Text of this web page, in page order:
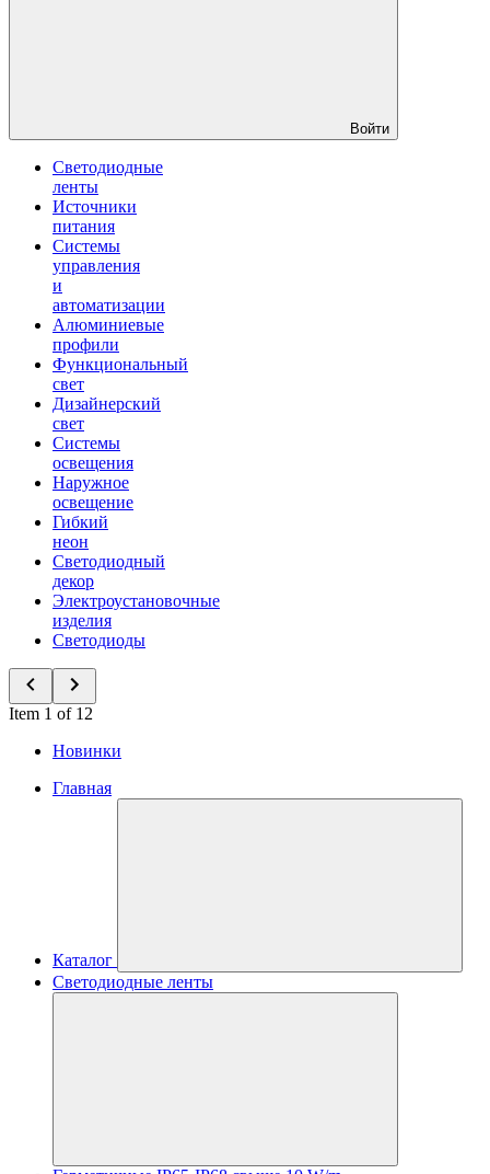
Войти
Светодиодные
ленты
Источники
питания
Системы
управления
и
автоматизации
Алюминиевые
профили
Функциональный
свет
Дизайнерский
свет
Системы
освещения
Наружное
освещение
Гибкий
неон
Светодиодный
декор
Электроустановочные
изделия
Светодиоды
Item 1 of 12
Новинки
Главная
Каталог
Светодиодные ленты